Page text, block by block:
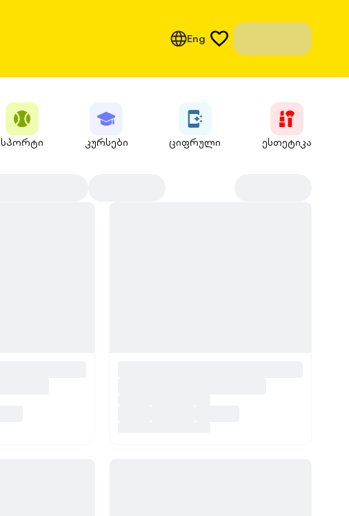
Eng
სპორტი კურსები ციფრული ესთეტიკა